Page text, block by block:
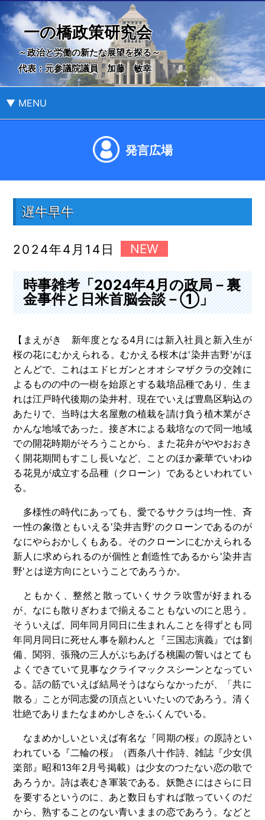
一の橋政策研究会
～政治と労働の新たな展望を探る～
代表：元参議院議員 加藤 敏幸
▼ MENU
発言広場
遅牛早牛
2024年4月14日
時事雑考「2024年4月の政局－裏
金事件と日米首脳会談－①」
【まえがき 新年度となる4月には新入社員と新入生が
桜の花にむかえられる。むかえる桜木は'染井吉野'がほ
とんどで、これはエドヒガンとオオシマザクラの交雑に
よるものの中の一樹を始原とする栽培品種であり、生ま
れは江戸時代後期の染井村、現在でいえば豊島区駒込の
あたりで、当時は大名屋敷の植栽を請け負う植木業がさ
かんな地域であった。接ぎ木による栽培なので同一地域
での開花時期がそろうことから、また花弁がややおおき
く開花期間もすこし長いなど、ことのほか豪華でいわゆ
る花見が成立する品種（クローン）であるといわれてい
る。
多様性の時代にあっても、愛でるサクラは均一性、斉
一性の象徴ともいえる'染井吉野'のクローンであるのが
なにやらおかしくもある。そのクローンにむかえられる
新人に求められるのが個性と創造性であるから'染井吉
野'とは逆方向にということであろうか。
ともかく、整然と散っていくサクラ吹雪が好まれる
が、なにも散りぎわまで揃えることもないのにと思う。
そういえば、同年同月同日に生まれんことを得ずとも同
年同月同日に死せん事を願わんと『三国志演義』では劉
備、関羽、張飛の三人がぶちあげる桃園の誓いはとても
よくできていて見事なクライマックスシーンとなってい
る。話の筋でいえば結局そうはならなかったが、「共に
散る」ことが同志愛の頂点といいたいのであろう。清く
壮絶でありまたなまめかしさをふくんでいる。
なまめかしいといえば有名な『同期の桜』の原詩とい
われている『二輪の桜』（西条八十作詩、雑誌『少女倶
楽部』昭和13年2月号掲載）は少女のつたない恋の歌で
あろうか。詩は表むき軍装である。妖艶さにはさらに日
を要するというのに、あと数日もすれば散っていくのだ
から、熟することのない青いままの恋であろう。などと